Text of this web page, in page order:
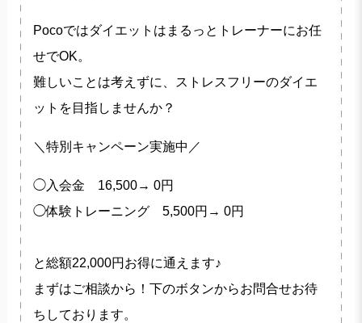
Pocoではダイエットはまるっとトレーナーにお任
せでOK。
難しいことは考えずに、ストレスフリーのダイエ
ットを目指しませんか？
＼特別キャンペーン実施中／
◯入会金 16,500→ 0円
◯体験トレーニング 5,500円→ 0円
と総額22,000円お得に通えます♪
まずはご相談から！下のボタンからお問合せお待
ちしております。